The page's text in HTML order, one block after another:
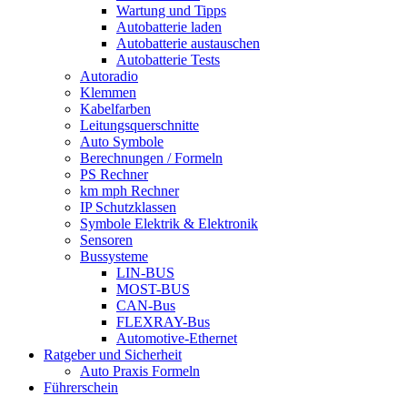
Wartung und Tipps
Autobatterie laden
Autobatterie austauschen
Autobatterie Tests
Autoradio
Klemmen
Kabelfarben
Leitungsquerschnitte
Auto Symbole
Berechnungen / Formeln
PS Rechner
km mph Rechner
IP Schutzklassen
Symbole Elektrik & Elektronik
Sensoren
Bussysteme
LIN-BUS
MOST-BUS
CAN-Bus
FLEXRAY-Bus
Automotive-Ethernet
Ratgeber und Sicherheit
Auto Praxis Formeln
Führerschein